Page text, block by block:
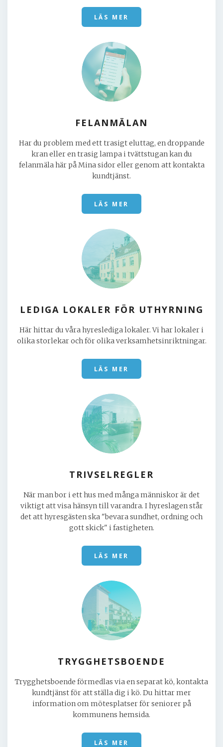
LÄS MER
FELANMÄLAN
Har du problem med ett trasigt eluttag, en droppande
kran eller en trasig lampa i tvättstugan kan du
felanmäla här på Mina sidor eller genom att kontakta
kundtjänst.
LÄS MER
LEDIGA LOKALER FÖR UTHYRNING
Här hittar du våra hyreslediga lokaler. Vi har lokaler i
olika storlekar och för olika verksamhetsinriktningar.
LÄS MER
TRIVSELREGLER
När man bor i ett hus med många människor är det
viktigt att visa hänsyn till varandra. I hyreslagen står
det att hyresgästen ska "bevara sundhet, ordning och
gott skick" i fastigheten.
LÄS MER
TRYGGHETSBOENDE
Trygghetsboende förmedlas via en separat kö, kontakta
kundtjänst för att ställa dig i kö. Du hittar mer
information om mötesplatser för seniorer på
kommunens hemsida.
LÄS MER